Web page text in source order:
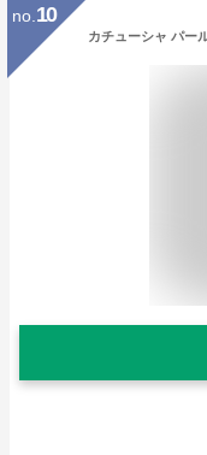
no. 10